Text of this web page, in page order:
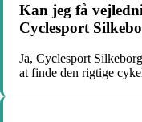
Kan jeg få
Cyclesport
Ja, Cyclesport
at finde den rigtige